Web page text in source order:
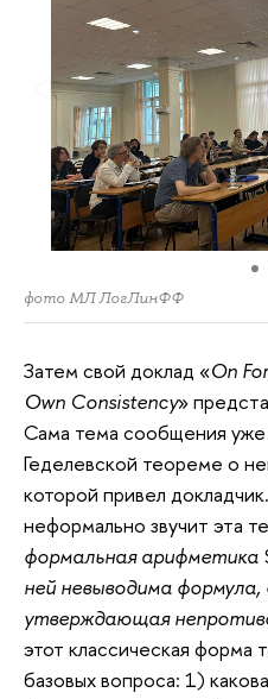
фото МЛ ЛогЛинФФ
Затем свой доклад «On
Own Consistency»
Сама тема сообщения уже
Геделевской теореме о
которой привел
неформально звучит эта
формальная арифметика
ней невыводима
утверждающая
этот классическая форма
базовых вопроса: 1)